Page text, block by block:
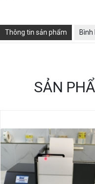
Thông tin sản phẩm Bình
SẢN